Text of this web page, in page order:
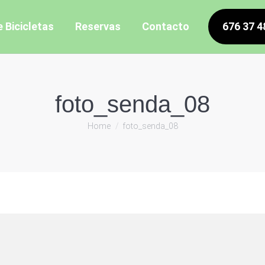
Bicicletas Reservas Contacto 676 37
foto_senda_08
You are here:
Home foto_senda_08